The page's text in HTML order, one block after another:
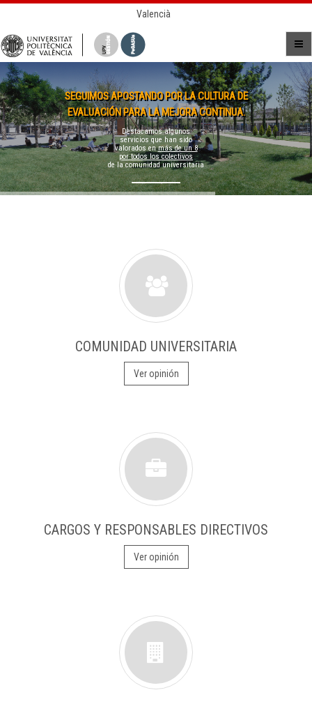
Valencià
SEGUIMOS APOSTANDO POR LA CULTURA DE
EVALUACIÓN PARA LA MEJORA CONTINUA.
Destacamos algunos
servicios que han sido
valorados enmás de un 8
por todos los colectivos
de la comunidad universitaria
COMUNIDAD UNIVERSITARIA
Ver opinión
CARGOS Y RESPONSABLES DIRECTIVOS
Ver opinión